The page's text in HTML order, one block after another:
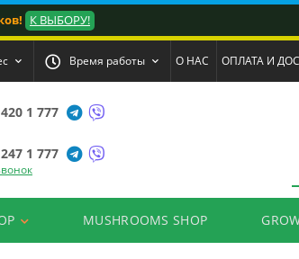
К ВЫБОРУ!
Время работы О НАС ОПЛАТА И
1 777
1 777
MUSHROOMS SHOP